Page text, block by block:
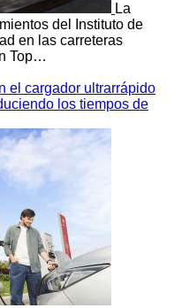
La
del Instituto de
en las carreteras
Top…
el cargador ultrarrápido
los tiempos de